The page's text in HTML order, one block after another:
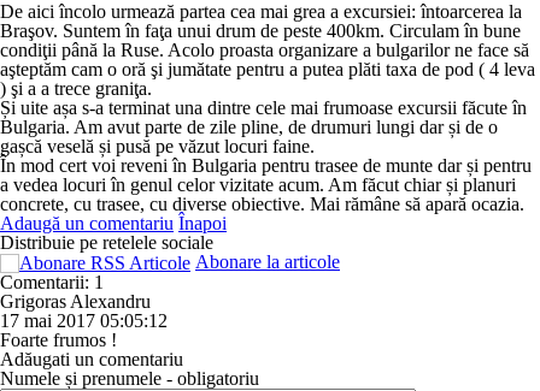
De aici încolo urmează partea cea mai grea a excursiei: întoarcerea la
Braşov. Suntem în faţa unui drum de peste 400km. Circulam în bune
condiţii până la Ruse. Acolo proasta organizare a bulgarilor ne face să
aşteptăm cam o oră şi jumătate pentru a putea plăti taxa de pod ( 4 leva
) şi a a trece graniţa.
Și uite așa s-a terminat una dintre cele mai frumoase excursii făcute în
Bulgaria. Am avut parte de zile pline, de drumuri lungi dar și de o
gașcă veselă și pusă pe văzut locuri faine.
În mod cert voi reveni în Bulgaria pentru trasee de munte dar și pentru
a vedea locuri în genul celor vizitate acum. Am făcut chiar și planuri
concrete, cu trasee, cu diverse obiective. Mai rămâne să apară ocazia.
Adaugă un comentariu Înapoi
Distribuie pe retelele sociale
Abonare la articole
Comentarii: 1
Grigoras Alexandru
17 mai 2017 05:05:12
Foarte frumos !
Adăugati un comentariu
Numele și prenumele - obligatoriu